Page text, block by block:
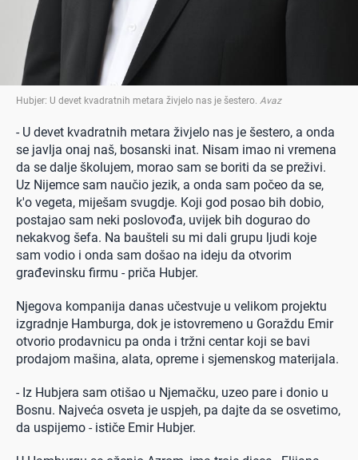
Hubjer: U devet kvadratnih metara živjelo nas je šestero Avaz
- U devet kvadratnih metara živjelo nas je šestero, a onda
se javlja onaj naš, bosanski inat. Nisam imao ni vremena
da se dalje školujem, morao sam se boriti da se preživi.
Uz Nijemce sam naučio jezik, a onda sam počeo da se,
k'o vegeta, miješam svugdje. Koji god posao bih dobio,
postajao sam neki poslovođa, uvijek bih dogurao do
nekakvog šefa. Na baušteli su mi dali grupu ljudi koje
sam vodio i onda sam došao na ideju da otvorim
građevinsku firmu - priča Hubjer.
Njegova kompanija danas učestvuje u velikom projektu
izgradnje Hamburga, dok je istovremeno u Goraždu Emir
otvorio prodavnicu pa onda i tržni centar koji se bavi
prodajom mašina, alata, opreme i sjemenskog materijala.
- Iz Hubjera sam otišao u Njemačku, uzeo pare i donio u
Bosnu. Najveća osveta je uspjeh, pa dajte da se osvetimo,
da uspijemo - ističe Emir Hubjer.